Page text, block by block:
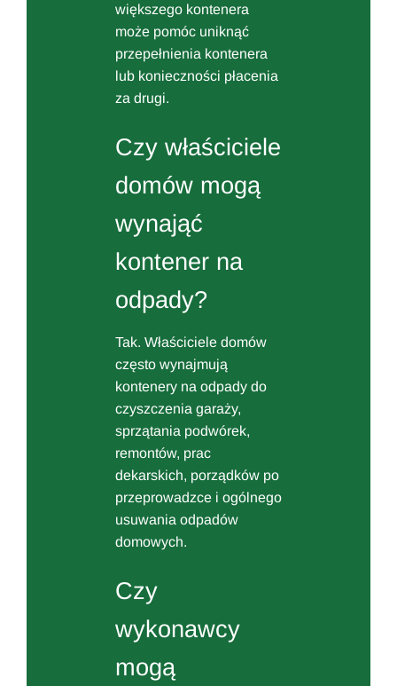
większego kontenera
może pomóc uniknąć
przepełnienia kontenera
lub konieczności płacenia
za drugi.
Czy właściciele
domów mogą
wynająć
kontener na
odpady?
Tak. Właściciele domów
często wynajmują
kontenery na odpady do
czyszczenia garaży,
sprzątania podwórek,
remontów, prac
dekarskich, porządków po
przeprowadzce i ogólnego
usuwania odpadów
domowych.
Czy
wykonawcy
mogą